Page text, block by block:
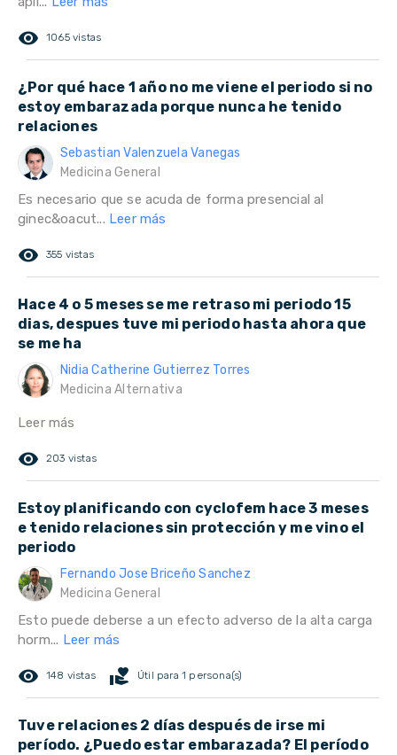
remove_red_eye 1065 vistas
¿Por qué hace 1 año no me viene el periodo si no
estoy embarazada porque nunca he tenido
relaciones
Sebastian Valenzuela Vanegas
Medicina General
Es necesario que se acuda de forma presencial al
ginec&oacut... Leer más
remove_red_eye 355 vistas
Hace 4 o 5 meses se me retraso mi periodo 15
dias, despues tuve mi periodo hasta ahora que
se me ha
Nidia Catherine Gutierrez Torres
Medicina Alternativa
Leer más
remove_red_eye 203 vistas
Estoy planificando con cyclofem hace 3 meses
e tenido relaciones sin protección y me vino el
periodo
Fernando Jose Briceño Sanchez
Medicina General
Esto puede deberse a un efecto adverso de la alta carga
horm... Leer más
remove_red_eye 148 vistas volunteer_activism Útil para 1 persona(s)
Tuve relaciones 2 días después de irse mi
período. ¿Puedo estar embarazada? El período